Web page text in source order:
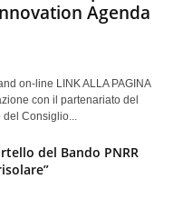
Agenda
on-line LINK ALLA PAGINA
con il partenariato del
del Consiglio...
del Bando PNRR